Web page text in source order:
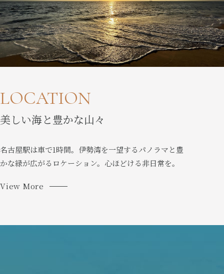
LOCATION
美しい海と豊かな山々
名古屋駅は車で1時間。伊勢湾を一望するパノラマと豊
かな緑が広がるロケーション。心ほどける非日常を。
View More